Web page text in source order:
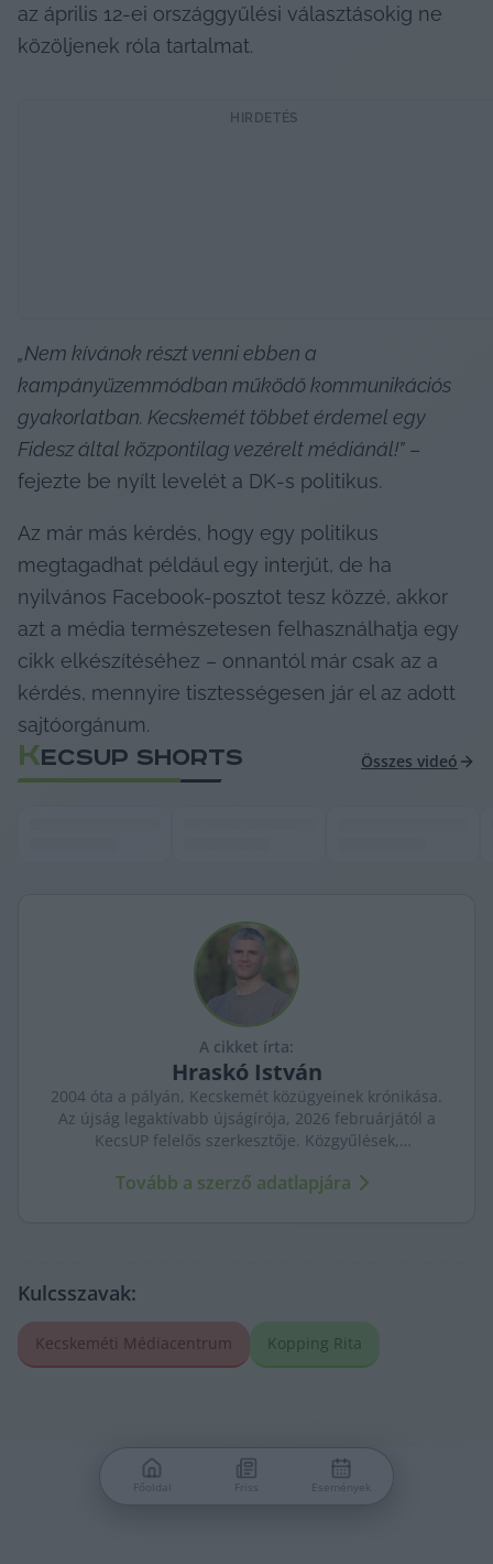
az április 12-ei országgyűlési választásokig ne
közöljenek róla tartalmat.
HIRDETÉS
„Nem kívánok részt venni ebben a
kampányüzemmódban működő kommunikációs
gyakorlatban. Kecskemét többet érdemel egy
Fidesz által központilag vezérelt médiánál!” –
fejezte be nyílt levelét a DK-s politikus.
Az már más kérdés, hogy egy politikus
megtagadhat például egy interjút, de ha
nyilvános Facebook-posztot tesz közzé, akkor
azt a média természetesen felhasználhatja egy
cikk elkészítéséhez – onnantól már csak az a
kérdés, mennyire tisztességesen jár el az adott
sajtóorgánum.
KECSUP SHORTS Összes videó
A cikket írta:
Hraskó István
2004 óta a pályán, Kecskemét közügyeinek krónikása.
Az újság legaktívabb újságírója, 2026 februárjától a
KecsUP felelős szerkesztője. Közgyűlések,
arca és a háttérben élők történetei egyszerre jelennek
Tovább a szerző adatlapjára
Kulcsszavak:
Kecskeméti Médiacentrum Kopping Rita
Főoldal Friss Események